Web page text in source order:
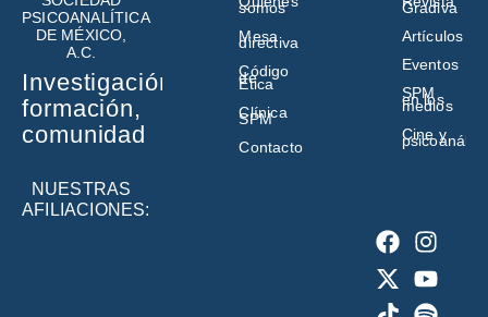
PSICOANALÍTICA
DE MÉXICO,
A.C.
Investigación,
formación,
comunidad
NUESTRAS
AFILIACIONES:
somos
Mesa
directiva
Código
de
Ética
Clínica
SPM
Contacto
Gradiva
Artículos
Eventos
SPM
en los
medios
Cine y